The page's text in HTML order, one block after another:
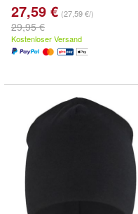
27,59 € (27,59 €/)
29,95 €
Kostenloser Versand